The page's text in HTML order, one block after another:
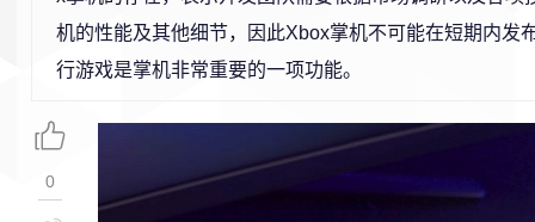
机的性能及其他细节，因此Xbox掌机不可能在短期内发
行游戏是掌机非常重要的一项功能。
0